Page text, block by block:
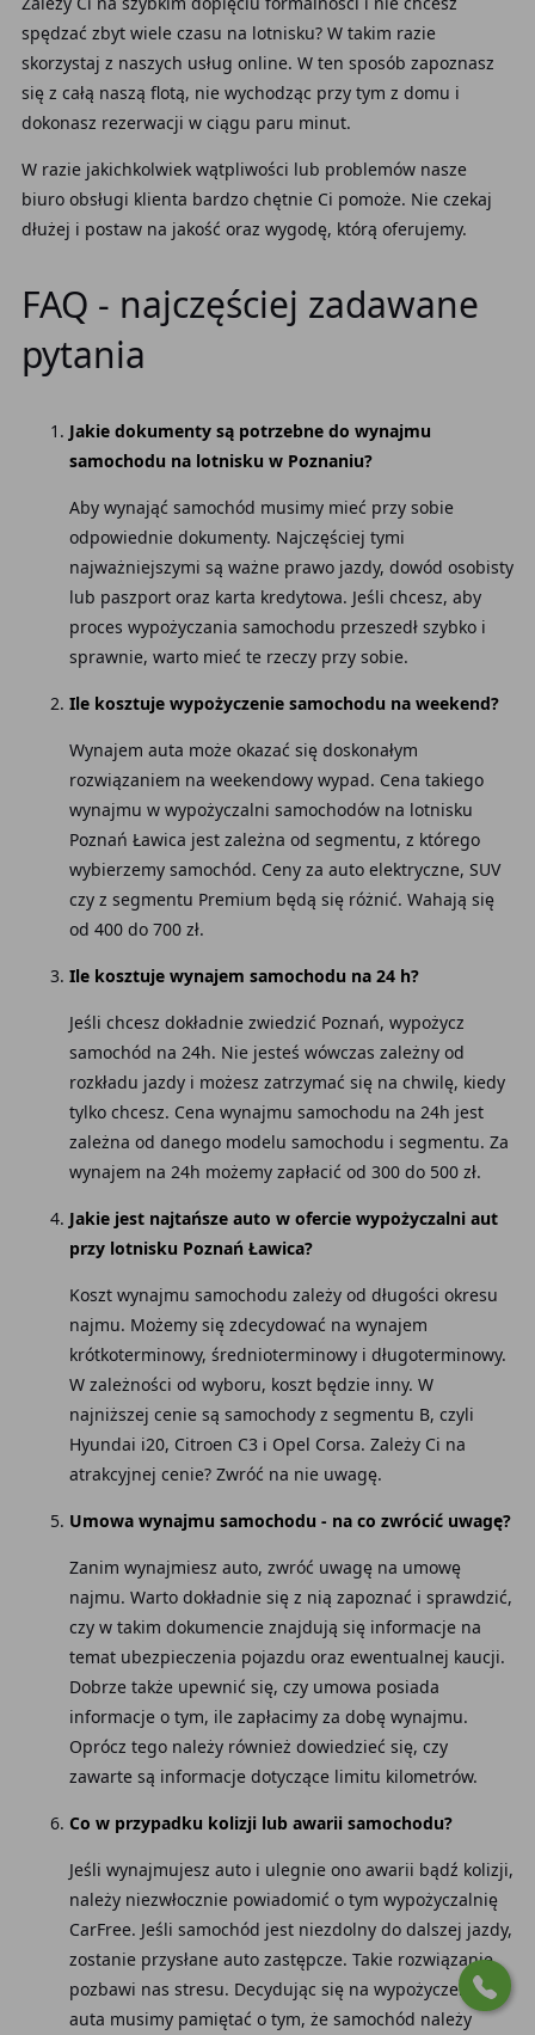
spędzać zbyt wiele czasu na lotnisku? W takim razie
skorzystaj z naszych usług online. W ten sposób zapoznasz
się z całą naszą flotą, nie wychodząc przy tym z domu i
dokonasz rezerwacji w ciągu paru minut.
W razie jakichkolwiek wątpliwości lub problemów nasze
biuro obsługi klienta bardzo chętnie Ci pomoże. Nie czekaj
dłużej i postaw na jakość oraz wygodę, którą oferujemy.
FAQ - najczęściej zadawane
pytania
Jakie dokumenty są potrzebne do wynajmu
samochodu na lotnisku w Poznaniu?
Aby wynająć samochód musimy mieć przy sobie
odpowiednie dokumenty. Najczęściej tymi
najważniejszymi są ważne prawo jazdy, dowód osobisty
lub paszport oraz karta kredytowa. Jeśli chcesz, aby
proces wypożyczania samochodu przeszedł szybko i
sprawnie, warto mieć te rzeczy przy sobie.
Ile kosztuje wypożyczenie samochodu na weekend?
Wynajem auta może okazać się doskonałym
rozwiązaniem na weekendowy wypad. Cena takiego
wynajmu w wypożyczalni samochodów na lotnisku
Poznań Ławica jest zależna od segmentu, z którego
wybierzemy samochód. Ceny za auto elektryczne, SUV
czy z segmentu Premium będą się różnić. Wahają się
od 400 do 700 zł.
Ile kosztuje wynajem samochodu na 24 h?
Jeśli chcesz dokładnie zwiedzić Poznań, wypożycz
samochód na 24h. Nie jesteś wówczas zależny od
rozkładu jazdy i możesz zatrzymać się na chwilę, kiedy
tylko chcesz. Cena wynajmu samochodu na 24h jest
zależna od danego modelu samochodu i segmentu. Za
wynajem na 24h możemy zapłacić od 300 do 500 zł.
Jakie jest najtańsze auto w ofercie wypożyczalni aut
przy lotnisku Poznań Ławica?
Koszt wynajmu samochodu zależy od długości okresu
najmu. Możemy się zdecydować na wynajem
krótkoterminowy, średnioterminowy i długoterminowy.
W zależności od wyboru, koszt będzie inny. W
najniższej cenie są samochody z segmentu B, czyli
Hyundai i20, Citroen C3 i Opel Corsa. Zależy Ci na
atrakcyjnej cenie? Zwróć na nie uwagę.
Umowa wynajmu samochodu - na co zwrócić uwagę?
Zanim wynajmiesz auto, zwróć uwagę na umowę
najmu. Warto dokładnie się z nią zapoznać i sprawdzić,
czy w takim dokumencie znajdują się informacje na
temat ubezpieczenia pojazdu oraz ewentualnej kaucji.
Dobrze także upewnić się, czy umowa posiada
informacje o tym, ile zapłacimy za dobę wynajmu.
Oprócz tego należy również dowiedzieć się, czy
zawarte są informacje dotyczące limitu kilometrów.
Co w przypadku kolizji lub awarii samochodu?
Jeśli wynajmujesz auto i ulegnie ono awarii bądź kolizji,
należy niezwłocznie powiadomić o tym wypożyczalnię
CarFree. Jeśli samochód jest niezdolny do dalszej jazdy,
zostanie przysłane auto zastępcze. Takie rozwiązanie
pozbawi nas stresu. Decydując się na wypożyczenia
auta musimy pamiętać o tym, że samochód należy